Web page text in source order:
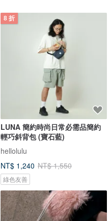
8 折
LUNA 簡約時尚日常必需品簡約
輕巧斜背包 (寶石藍)
hellolulu
NT$ 1,240 NT$ 1,550
綠色友善